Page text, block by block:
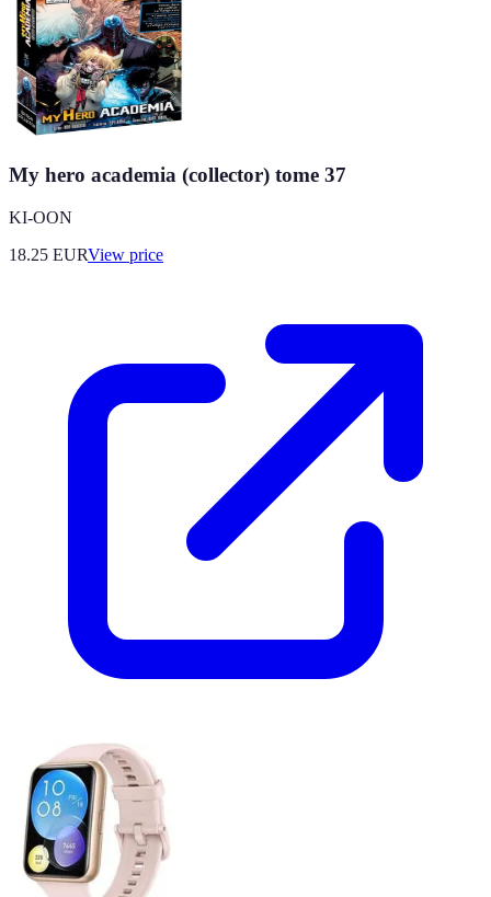
My hero academia (collector) tome 37
KI-OON
18.25 EURView price